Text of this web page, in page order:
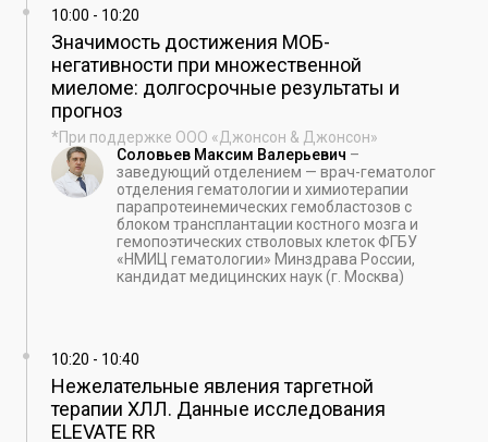
10:00 - 10:20
Значимость достижения МОБ-
негативности при множественной
миеломе: долгосрочные результаты и
прогноз
*При поддержке ООО «Джонсон & Джонсон»
Соловьев Максим Валерьевич –
заведующий отделением — врач-гематолог
отделения гематологии и химиотерапии
парапротеинемических гемобластозов с
блоком трансплантации костного мозга и
гемопоэтических стволовых клеток ФГБУ
«НМИЦ гематологии» Минздрава России,
кандидат медицинских наук (г. Москва)
10:20 - 10:40
Нежелательные явления таргетной
терапии ХЛЛ. Данные исследования
ELEVATE RR